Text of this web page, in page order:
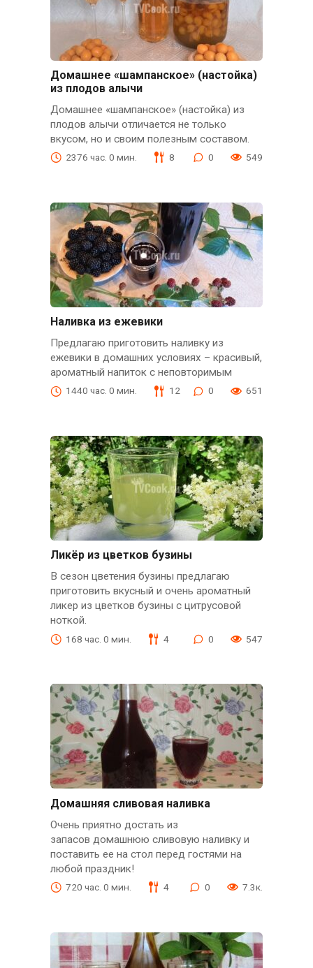
Домашнее «шампанское» (настойка)
из плодов алычи
Домашнее «шампанское» (настойка) из
плодов алычи отличается не только
вкусом, но и своим полезным составом.
2376 час. 0 мин. 8 0 549
Наливка из ежевики
Предлагаю приготовить наливку из
ежевики в домашних условиях – красивый,
ароматный напиток с неповторимым
1440 час. 0 мин. 12 0 651
Ликёр из цветков бузины
В сезон цветения бузины предлагаю
приготовить вкусный и очень ароматный
ликер из цветков бузины с цитрусовой
ноткой.
168 час. 0 мин. 4 0 547
Домашняя сливовая наливка
Очень приятно достать из
запасов домашнюю сливовую наливку и
поставить ее на стол перед гостями на
любой праздник!
720 час. 0 мин. 4 0 7.3к.